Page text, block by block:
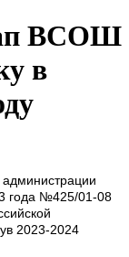
ВСОШ
в
года №425/01-08
2023-2024